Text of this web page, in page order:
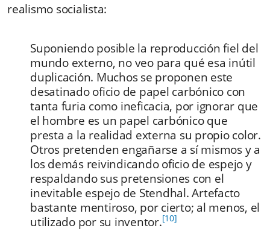
realismo socialista:
Suponiendo posible la reproducción fiel del
mundo externo, no veo para qué esa inútil
duplicación. Muchos se proponen este
desatinado oficio de papel carbónico con
tanta furia como ineficacia, por ignorar que
el hombre es un papel carbónico que
presta a la realidad externa su propio color.
Otros pretenden engañarse a sí mismos y a
los demás reivindicando oficio de espejo y
respaldando sus pretensiones con el
inevitable espejo de Stendhal. Artefacto
bastante mentiroso, por cierto; al menos, el
utilizado por su inventor.[10]